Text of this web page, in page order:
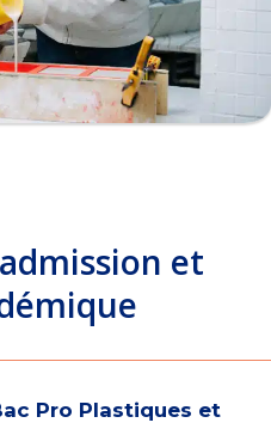
et
Pro Plastiques et